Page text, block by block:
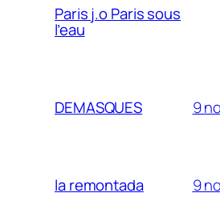
Paris j.o Paris sous
l’eau
DEMASQUES 9
la remontada 9